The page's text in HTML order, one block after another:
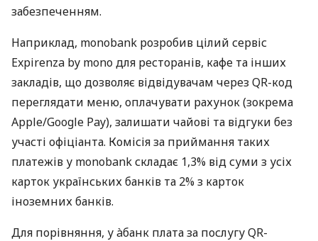
забезпеченням.
Наприклад, monobank розробив цілий сервіс
Expirenza by mono для ресторанів, кафе та інших
закладів, що дозволяє відвідувачам через QR-код
переглядати меню, оплачувати рахунок (зокрема
Apple/Google Pay), залишати чайові та відгуки без
участі офіціанта. Комісія за приймання таких
платежів у monobank складає 1,3% від суми з усіх
карток українських банків та 2% з карток
іноземних банків.
Для порівняння, у àбанк плата за послугу QR-